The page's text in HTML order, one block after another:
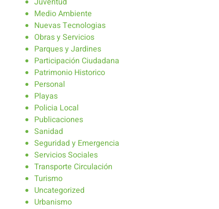
Medio Ambiente
Nuevas Tecnologias
Obras y Servicios
Parques y Jardines
Participación Ciudadana
Patrimonio Historico
Personal
Playas
Policia Local
Publicaciones
Sanidad
Seguridad y Emergencia
Servicios Sociales
Transporte Circulación
Turismo
Uncategorized
Urbanismo